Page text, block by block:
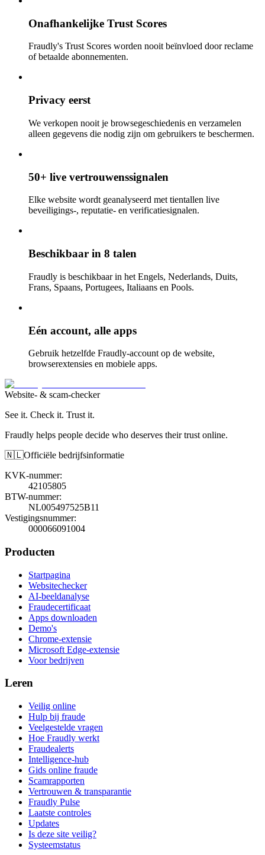
Onafhankelijke Trust Scores
Fraudly's Trust Scores worden nooit beïnvloed door reclame
of betaalde abonnementen.
Privacy eerst
We verkopen nooit je browsegeschiedenis en verzamelen
alleen gegevens die nodig zijn om gebruikers te beschermen.
50+ live vertrouwenssignalen
Elke website wordt geanalyseerd met tientallen live
beveiligings-, reputatie- en verificatiesignalen.
Beschikbaar in 8 talen
Fraudly is beschikbaar in het Engels, Nederlands, Duits,
Frans, Spaans, Portugees, Italiaans en Pools.
Eén account, alle apps
Gebruik hetzelfde Fraudly-account op de website,
browserextensies en mobiele apps.
Website- & scam-checker
See it. Check it. Trust it.
Fraudly helps people decide who deserves their trust online.
🇳🇱Officiële bedrijfsinformatie
KVK-nummer:
42105805
BTW-nummer:
NL005497525B11
Vestigingsnummer:
000066091004
Producten
Startpagina
Websitechecker
AI-beeldanalyse
Fraudecertificaat
Apps downloaden
Demo's
Chrome-extensie
Microsoft Edge-extensie
Voor bedrijven
Leren
Veilig online
Hulp bij fraude
Veelgestelde vragen
Hoe Fraudly werkt
Fraudealerts
Intelligence-hub
Gids online fraude
Scamrapporten
Vertrouwen & transparantie
Fraudly Pulse
Laatste controles
Updates
Is deze site veilig?
Systeemstatus